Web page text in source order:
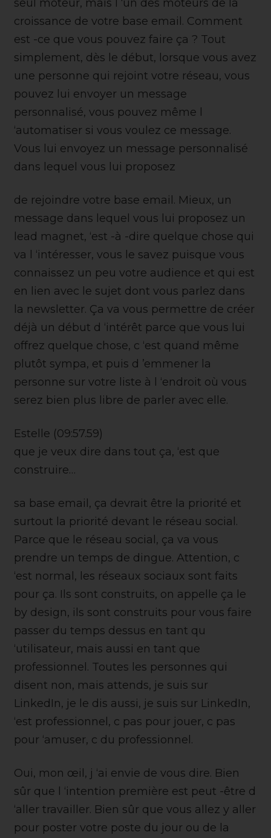
seul moteur, mais l ‘un des moteurs de la
croissance de votre base email. Comment
est -ce que vous pouvez faire ça ? Tout
simplement, dès le début, lorsque vous avez
une personne qui rejoint votre réseau, vous
pouvez lui envoyer un message
personnalisé, vous pouvez même l
‘automatiser si vous voulez ce message.
Vous lui envoyez un message personnalisé
dans lequel vous lui proposez
de rejoindre votre base email. Mieux, un
message dans lequel vous lui proposez un
lead magnet, ‘est -à -dire quelque chose qui
va l ‘intéresser, vous le savez puisque vous
connaissez un peu votre audience et qui est
en lien avec le sujet dont vous parlez dans
la newsletter. Ça va vous permettre de créer
déjà un début d ‘intérêt parce que vous lui
offrez quelque chose, c ‘est quand même
plutôt sympa, et puis d ’emmener la
personne sur votre liste à l ‘endroit où vous
serez bien plus libre de parler avec elle.
Estelle (09:57.59)
que je veux dire dans tout ça, ‘est que
construire…
sa base email, ça devrait être la priorité et
surtout la priorité devant le réseau social.
Parce que le réseau social, ça va vous
prendre un temps de dingue. Attention, c
‘est normal, les réseaux sociaux sont faits
pour ça. Ils sont construits, on appelle ça le
by design, ils sont construits pour vous faire
passer du temps dessus en tant qu
‘utilisateur, mais aussi en tant que
professionnel. Toutes les personnes qui
disent non, mais attends, je suis sur
LinkedIn, je le dis aussi, je suis sur LinkedIn,
‘est professionnel, c pas pour jouer, c pas
pour ‘amuser, c du professionnel.
Oui, mon œil, j ‘ai envie de vous dire. Bien
sûr que l ‘intention première est peut -être d
‘aller travailler. Bien sûr que vous allez y aller
pour poster votre poste du jour ou de la